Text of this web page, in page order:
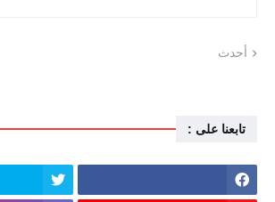
أحدث
تابعنا على :